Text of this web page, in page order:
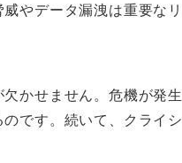
やデータ漏洩は重要なリ
かせません。危機が発生
です。続いて、クライシ